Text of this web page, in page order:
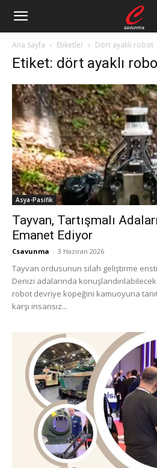
Ana Sayfa Etiketler Dört ayaklı robot
Etiket: dört ayaklı
Asya-Pasifik
Tayvan, Tartışmalı
Emanet Ediyor
Csavunma - 3 Haziran 2026
Tayvan ordusunun silah geliştirme
Denizi adalarında
robot devriye köpeğini kamuoyuna
karşı insansız...